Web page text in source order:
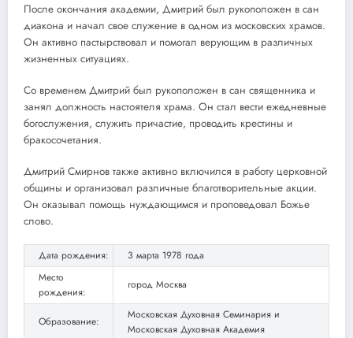
После окончания академии, Дмитрий был рукоположен в сан
диакона и начал свое служение в одном из московских храмов.
Он активно пастырствовал и помогал верующим в различных
жизненных ситуациях.
Со временем Дмитрий был рукоположен в сан священника и
занял должность настоятеля храма. Он стал вести ежедневные
богослужения, служить причастие, проводить крестины и
бракосочетания.
Дмитрий Смирнов также активно включился в работу церковной
общины и организовал различные благотворительные акции.
Он оказывал помощь нуждающимся и проповедовал Божье
слово.
Дата рождения:
3 марта 1978 года
Место
рождения:
город Москва
Образование:
Московская Духовная Семинария и
Московская Духовная Академия